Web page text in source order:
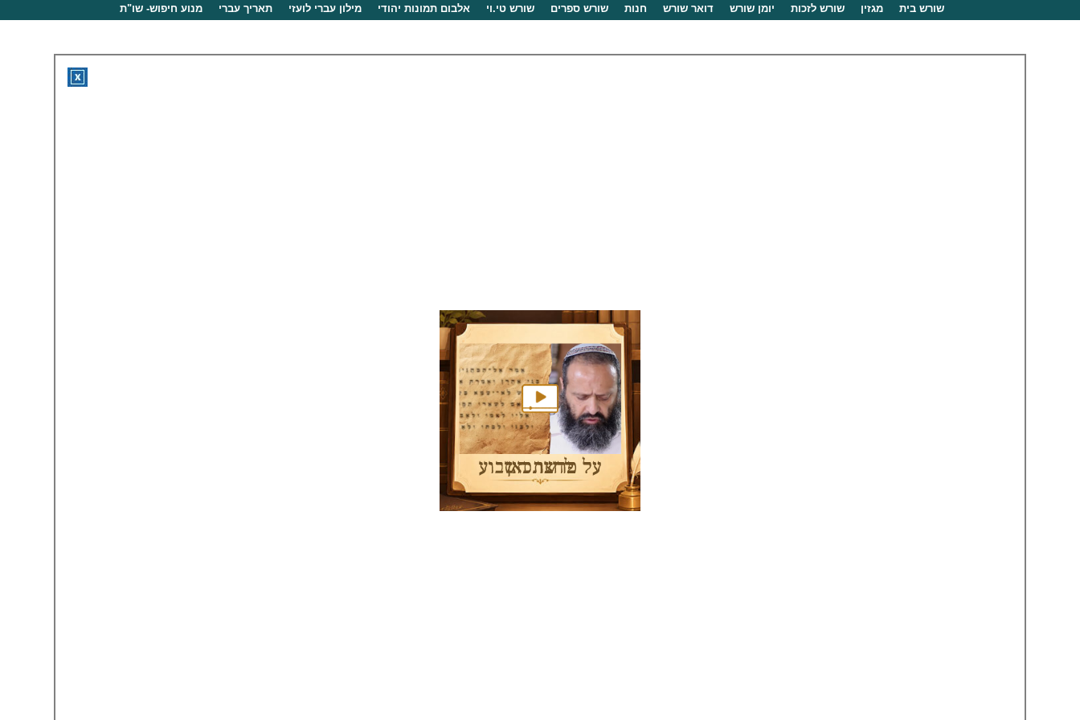
שורש בית מגזין שורש לזכות יומן שורש דואר שורש חנות שורש ספרים שורש טי.וי אלבום תמונות יהודי מילון עברי לועזי תאריך עברי מנוע חיפוש- שו"ת